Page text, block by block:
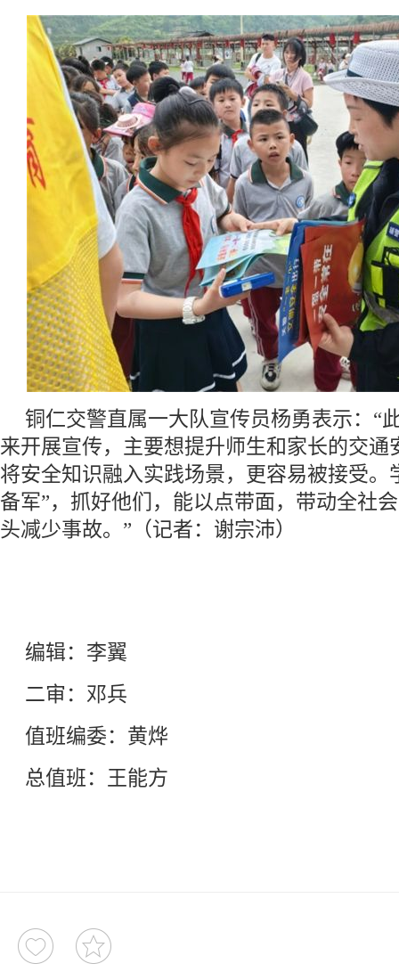
铜仁交警直属一大队宣传员杨勇表示：“
来开展宣传，主要想提升师生和家长的交通
将安全知识融入实践场景，更容易被接受。
备军”，抓好他们，能以点带面，带动全社
头减少事故。”（记者：谢宗沛）
编辑：李翼
二审：邓兵
值班编委：黄烨
总值班：王能方